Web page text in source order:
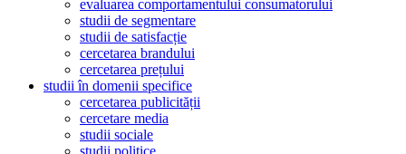
evaluarea comportamentului consumatorului
studii de segmentare
studii de satisfacție
cercetarea brandului
cercetarea prețului
studii în domenii specifice
cercetarea publicității
cercetare media
studii sociale
studii politice